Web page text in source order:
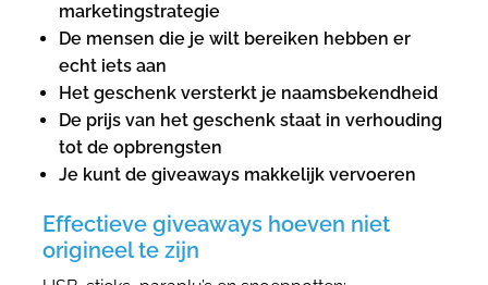
marketingstrategie
De mensen die je wilt bereiken hebben er
echt iets aan
Het geschenk versterkt je naamsbekendheid
De prijs van het geschenk staat in verhouding
tot de opbrengsten
Je kunt de giveaways makkelijk vervoeren
Effectieve giveaways hoeven niet
origineel te zijn